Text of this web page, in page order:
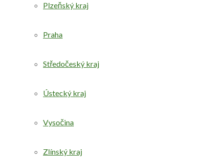
Plzeňský kraj
Praha
Středočeský kraj
Ústecký kraj
Vysočina
Zlínský kraj